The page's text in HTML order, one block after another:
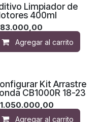
Limpiador de
400ml
83.000,00
Agregar al carrito
Kit Arrastre
CB1000R 18-23
1.050.000,00
Agregar al carrito